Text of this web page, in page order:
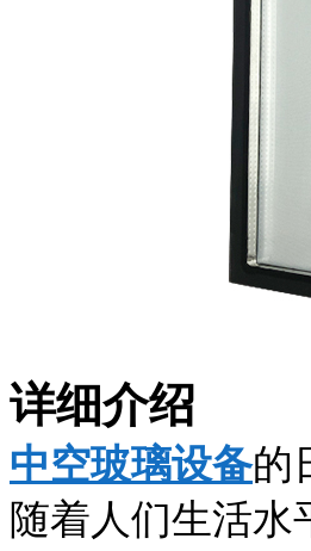
详细介绍
中空玻璃设备的
随着人们生活